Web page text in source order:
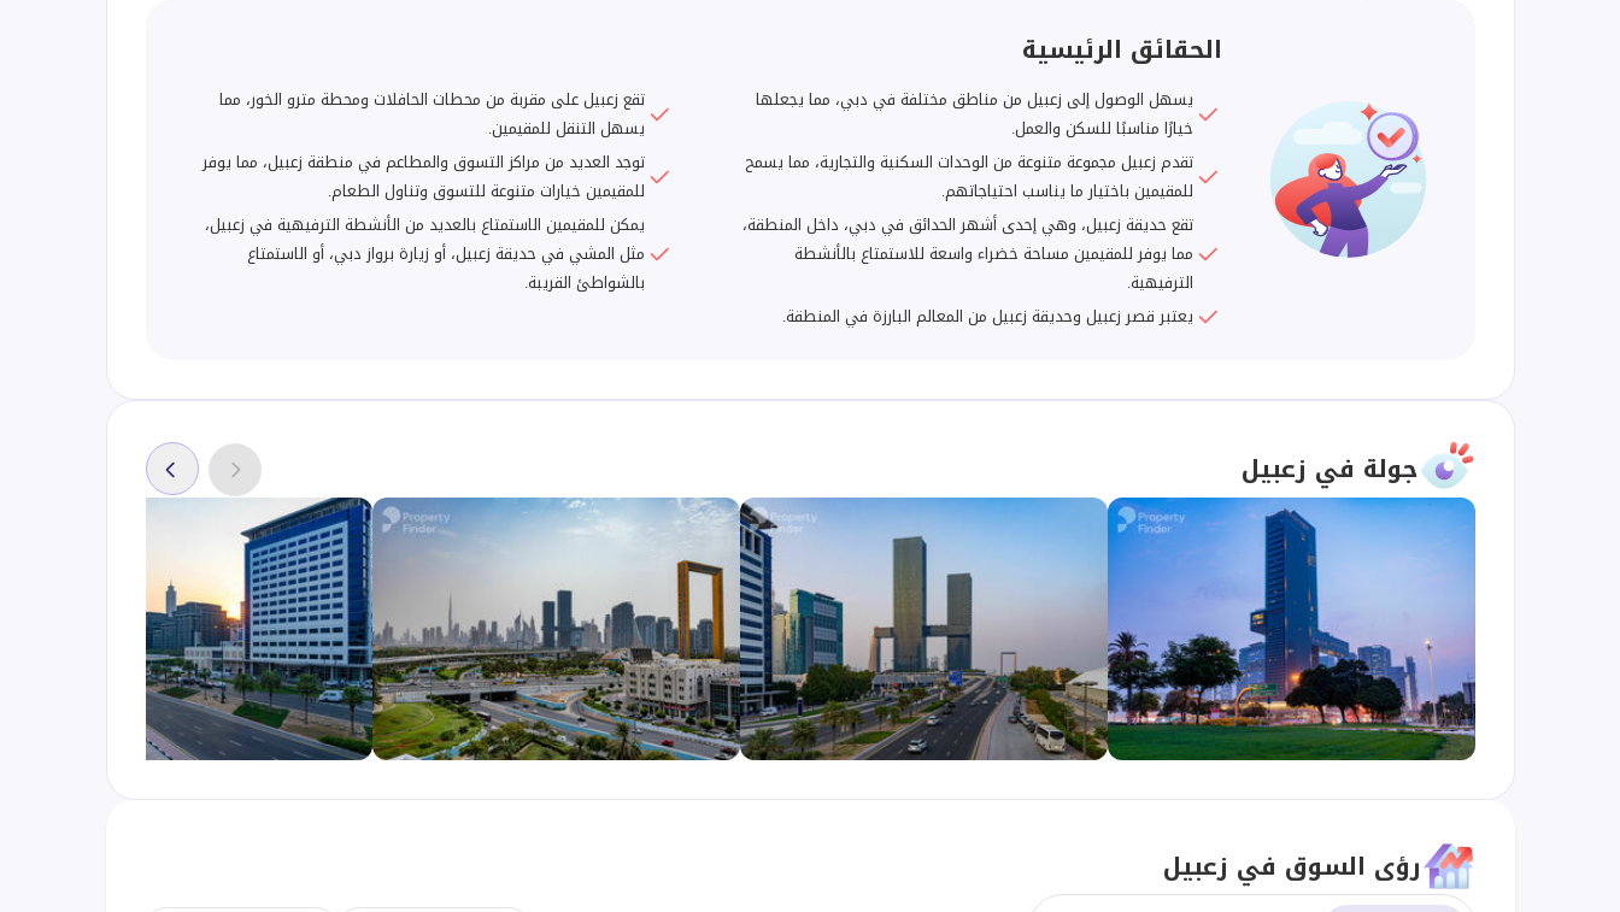
الحقائق الرئيسية
يسهل الوصول إلى زعبيل من مناطق مختلفة في دبي، مما يجعلها
خيارًا مناسبًا للسكن والعمل.
تقدم زعبيل مجموعة متنوعة من الوحدات السكنية والتجارية، مما يسمح
للمقيمين باختيار ما يناسب احتياجاتهم.
تقع حديقة زعبيل، وهي إحدى أشهر الحدائق في دبي، داخل المنطقة،
مما يوفر للمقيمين مساحة خضراء واسعة للاستمتاع بالأنشطة
الترفيهية.
يعتبر قصر زعبيل وحديقة زعبيل من المعالم البارزة في المنطقة.
تقع زعبيل على مقربة من محطات الحافلات ومحطة مترو الخور، مما
يسهل التنقل للمقيمين.
توجد العديد من مراكز التسوق والمطاعم في منطقة زعبيل، مما يوفر
للمقيمين خيارات متنوعة للتسوق وتناول الطعام.
يمكن للمقيمين الاستمتاع بالعديد من الأنشطة الترفيهية في زعبيل،
مثل المشي في حديقة زعبيل، أو زيارة برواز دبي، أو الاستمتاع
بالشواطئ القريبة.
جولة في زعبيل
رؤى السوق في زعبيل